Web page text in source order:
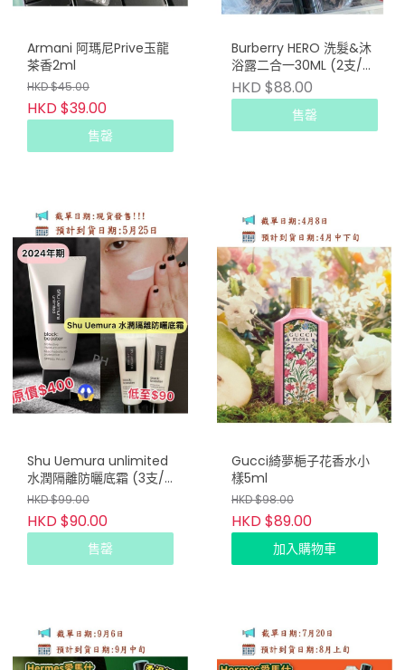
Armani 阿瑪尼Prive玉龍
茶香2ml
HKD $45.00
HKD $39.00
售罄
Burberry HERO 洗髮&沐
浴露二合一30ML (2支/
套)
HKD $88.00
售罄
Shu Uemura unlimited
水潤隔離防曬底霜 (3支/
套)
HKD $99.00
HKD $90.00
售罄
Gucci綺夢梔子花香水小
樣5ml
HKD $98.00
HKD $89.00
加入購物車